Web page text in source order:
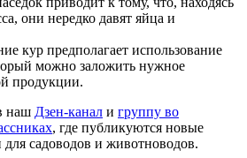
они нередко давят яйца и
кур предполагает использование
можно заложить нужное
продукции.
наш Дзен-канал и группу во
, где публикуются новые
для садоводов и животноводов.